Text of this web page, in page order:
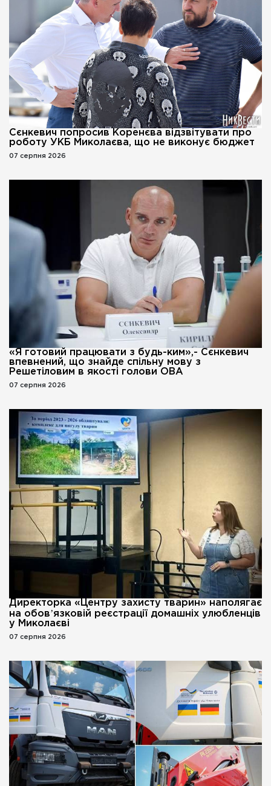
Сєнкевич попросив Коренєва відзвітувати про
роботу УКБ Миколаєва, що не виконує бюджет
07 серпня 2026
«Я готовий працювати з будь-ким»,- Сєнкевич
впевнений, що знайде спільну мову з
Решетіловим в якості голови ОВА
07 серпня 2026
Директорка «Центру захисту тварин» наполягає
на обовʼязковій реєстрації домашніх улюбленців
у Миколаєві
07 серпня 2026